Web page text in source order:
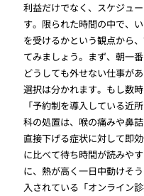
利益だけでなく、スケジュ
す。限られた時間の中で、
を受けるかという観点から
てみましょう。まず、朝一
どうしても外せない仕事が
選択は分かれます。もし数
「予約制を導入している近
科の処置は、喉の痛みや鼻
直接下げる症状に対して即
に比べて待ち時間が読みや
に、熱が高く一日中動けそ
入されている「オンライン